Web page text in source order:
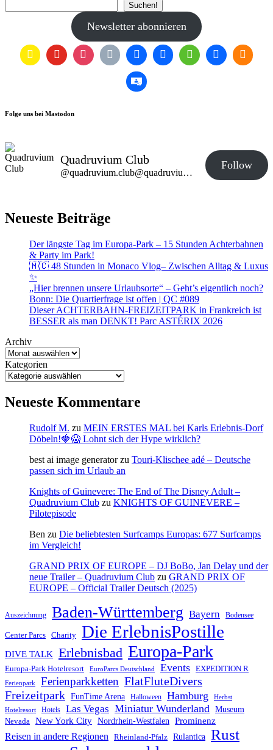
Suchen!
Newsletter abonnieren
Folge uns bei Mastodon
Quadruvium Club
@quadruvium.club@quadruvium.club
Follow
Neueste Beiträge
Der längste Tag im Europa-Park – 15 Stunden Achterbahnen
& Party im Park!
🇲🇨 48 Stunden in Monaco Vlog– Zwischen Alltag & Luxus
✨
„Hier brennen unsere Urlaubsorte“ – Geht’s eigentlich noch?
Bonn: Die Quartierfrage ist offen | QC #089
Dieser ACHTERBAHN-FREIZEITPARK in Frankreich ist
BESSER als man DENKT! Parc ASTÉRIX 2026
Archiv
Kategorien
Neueste Kommentare
Rudolf M. zu MEIN ERSTES MAL bei Karls Erlebnis-Dorf
Döbeln!🍓😱 Lohnt sich der Hype wirklich?
best ai image generatorzu Touri-Klischee adé – Deutsche
passen sich im Urlaub an
Knights of Guinevere: The End of The Disney Adult –
Quadruvium Club zu KNIGHTS OF GUINEVERE –
Pilotepisode
Ben zu Die beliebtesten Surfcamps Europas: 677 Surfcamps
im Vergleich!
GRAND PRIX OF EUROPE – DJ BoBo, Jan Delay und der
neue Trailer – Quadruvium Club zu GRAND PRIX OF
EUROPE – Official Trailer Deutsch (2025)
Auszeichnung Baden-Württemberg Bayern Bodensee
Center Parcs Charity Die ErlebnisPostille
DIVE TALK Erlebnisbad Europa-Park
Europa-Park Hotelresort EuroParcs Deutschland Events EXPEDITION R
Ferienpark Ferienparkketten FlatFluteDivers
Freizeitpark FunTime Arena Halloween Hamburg Herbst
Hotelresort Hotels Las Vegas Miniatur Wunderland Museum
Nevada New York City Nordrhein-Westfalen
Prominenz
Reisen in andere Regionen
Rheinland-Pfalz Rulantica Rust